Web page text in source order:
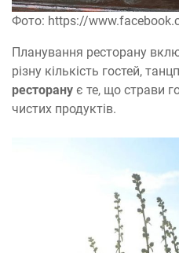
Фото: https://
Планування ресторану
різну кількість гостей,
ресторану є те, що страви
чистих продуктів.